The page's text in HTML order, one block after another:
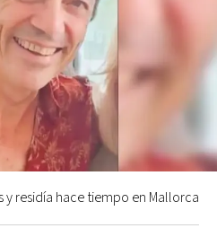
y residía hace tiempo en Mallorca